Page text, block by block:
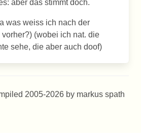
aber das stimmt doch.
was weiss ich nach der
(wobei ich nat. die
sehe, die aber auch doof)
2005-2026 by markus spath